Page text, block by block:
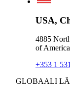
USA,
4885
of America
+353 1
GLOBAALI